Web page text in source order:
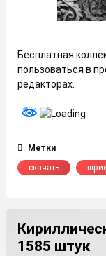
Бесплатная
пользоваться в
редакторах.
Метки
скачать
1585 штук